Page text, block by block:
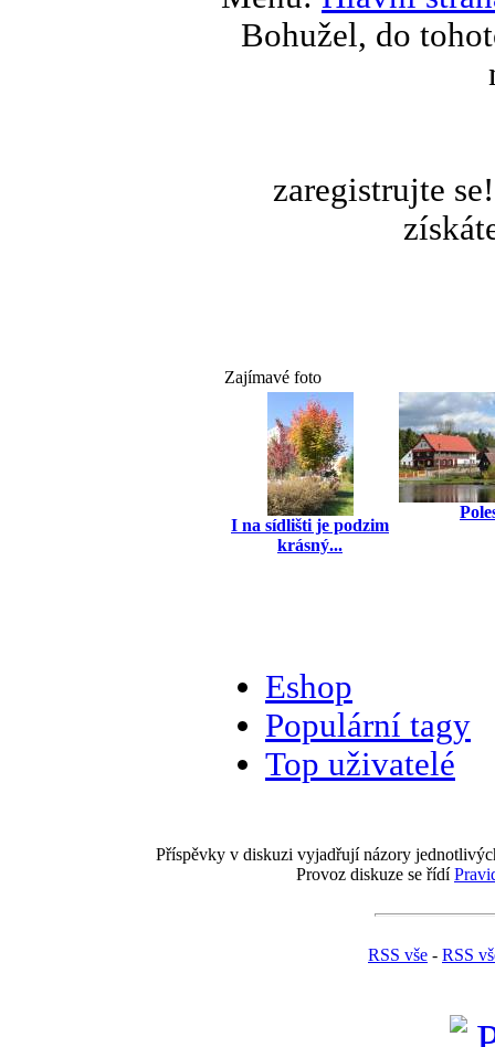
Bohužel, do
zaregistrujte
Zajímavé foto
I na sídlišti je podzim
krásný...
Eshop
Populární tagy
Top uživatelé
Příspěvky v diskuzi vyjadřují názory
Provoz diskuze se řídí
RSS vše - RSS